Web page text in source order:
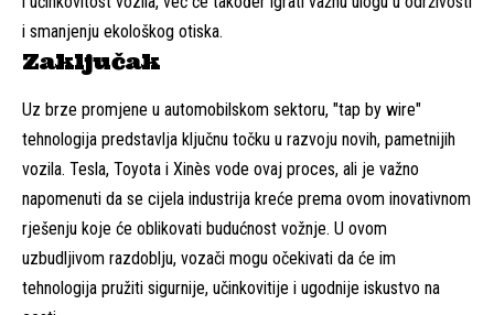
i smanjenju ekološkog otiska.
Zaključak
Uz brze promjene u automobilskom sektoru, "tap by wire"
tehnologija predstavlja ključnu točku u razvoju novih, pametnijih
vozila. Tesla, Toyota i Xinès vode ovaj proces, ali je važno
napomenuti da se cijela industrija kreće prema ovom inovativnom
rješenju koje će oblikovati budućnost vožnje. U ovom
uzbudljivom razdoblju, vozači mogu očekivati da će im
tehnologija pružiti sigurnije, učinkovitije i ugodnije iskustvo na